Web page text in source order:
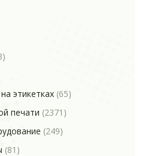
этикетках (65)
печати (2371)
(249)
(81)